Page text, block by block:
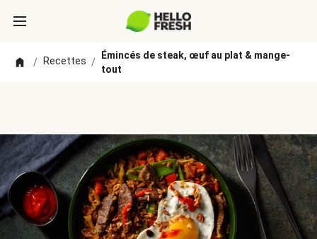
/ Recettes /
Émincés de steak, œuf au plat & mange-
tout